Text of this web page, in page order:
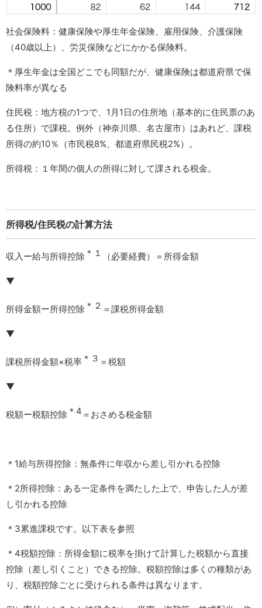
社会保険料：健康保険や厚生年金保険、雇用保険、介護保険
（40歳以上）、労災保険などにかかる保険料。
＊厚生年金は全国どこでも同額だが、健康保険は都道府県で保
険料率が異なる
住民税：地方税の1つで、1月1日の住所地（基本的に住民票のあ
る住所）で課税。例外（神奈川県、名古屋市）はあれど、課税
所得の約10％（市民税8%、都道府県民税2%）。
所得税：１年間の個人の所得に対して課される税金。
所得税/住民税の計算方法
収入ー給与所得控除 ＊１ （必要経費）＝所得金額
▼
所得金額ー所得控除 ＊２ ＝課税所得金額
▼
課税所得金額×税率 ＊３ ＝税額
▼
税額ー税額控除 ＊4 ＝おさめる税金額
＊1給与所得控除：無条件に年収から差し引かれる控除
＊2所得控除：ある一定条件を満たした上で、申告した人が差
し引かれる控除
＊3累進課税です。以下表を参照
＊4税額控除：所得金額に税率を掛けて計算した税額から直接
控除（差し引くこと）できる控除。税額控除は多くの種類があ
り、税額控除ごとに受けられる条件は異なります。